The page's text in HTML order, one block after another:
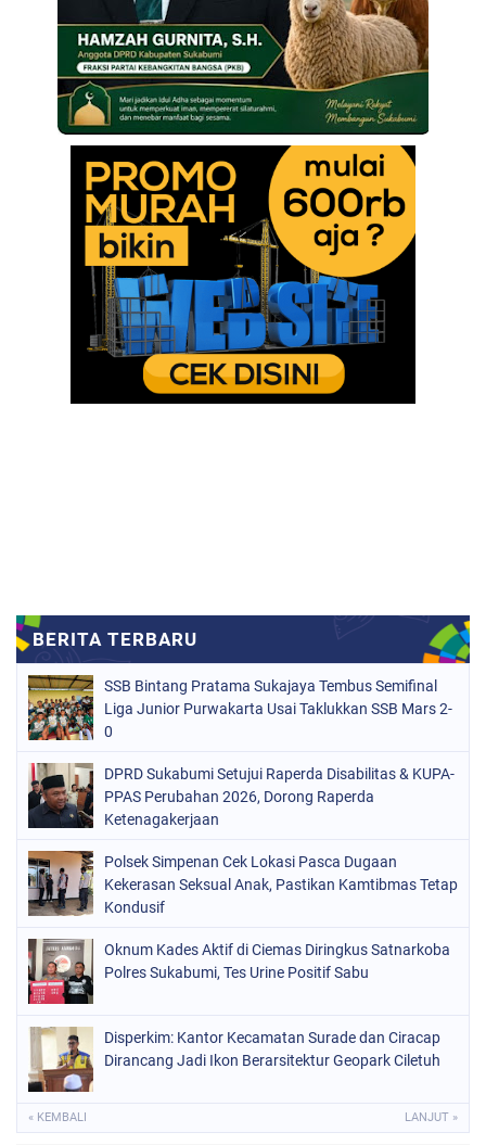
SSB Bintang Pratama Sukajaya Tembus Semifinal
Liga Junior Purwakarta Usai Taklukkan SSB Mars 2-
0
DPRD Sukabumi Setujui Raperda Disabilitas & KUPA-
PPAS Perubahan 2026, Dorong Raperda
Ketenagakerjaan
Polsek Simpenan Cek Lokasi Pasca Dugaan
Kekerasan Seksual Anak, Pastikan Kamtibmas Tetap
Kondusif
Oknum Kades Aktif di Ciemas Diringkus Satnarkoba
Polres Sukabumi, Tes Urine Positif Sabu
Disperkim: Kantor Kecamatan Surade dan Ciracap
Dirancang Jadi Ikon Berarsitektur Geopark Ciletuh
« KEMBALI LANJUT »